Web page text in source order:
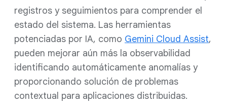
registros y seguimientos para comprender el
estado del sistema. Las herramientas
potenciadas por IA, como Gemini Cloud Assist,
pueden mejorar aún más la observabilidad
identificando automáticamente anomalías y
proporcionando solución de problemas
contextual para aplicaciones distribuidas.